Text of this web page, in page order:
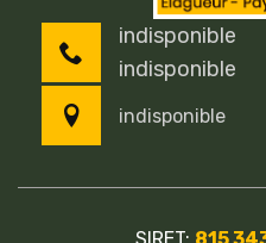
indisponible
indisponible
indisponible